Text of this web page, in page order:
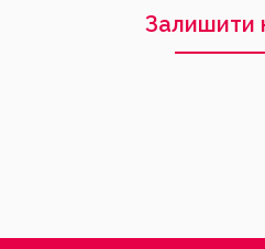
Залишити